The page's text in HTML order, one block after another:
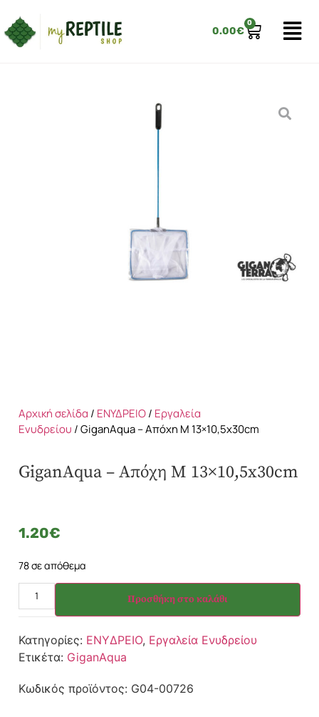
0.00€
0
Αρχική σελίδα / ΕΝΥΔΡΕΙΟ/ Εργαλεία
Ενυδρείου / GiganAqua – Απόχη M 13×10,5x30cm
GiganAqua – Απόχη M 13×10,5x30cm
1.20€
78 σε απόθεμα
Προσθήκη στο καλάθι
Κατηγορίες: ΕΝΥΔΡΕΙΟ, Εργαλεία Ενυδρείου
Ετικέτα: GiganAqua
Κωδικός προϊόντος: G04-00726